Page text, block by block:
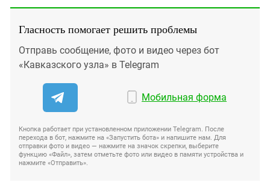
Гласность помогает решить проблемы
Отправь сообщение, фото и видео через бот
«Кавказского узла» в Telegram
Мобильная форма
Кнопка работает при установленном приложении Telegram. После
перехода в бот, нажмите на «Запустить бота» и напишите нам. Для
отправки фото и видео — нажмите на значок скрепки, выберите
функцию «Файл», затем отметьте фото или видео в памяти устройства и
нажмите «Отправить».